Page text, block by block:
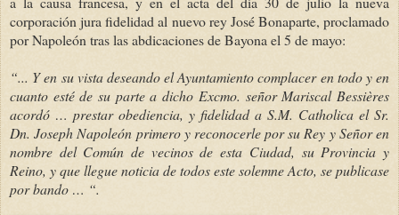
corporación jura fidelidad al nuevo rey José Bonaparte, proclamado
por Napoleón tras las abdicaciones de Bayona el 5 de mayo:
“... Y en su vista deseando el Ayuntamiento complacer en todo y en
cuanto esté de su parte a dicho Excmo. señor Mariscal Bessières
acordó … prestar obediencia, y fidelidad a S.M. Catholica el Sr.
Dn. Joseph Napoleón primero y reconocerle por su Rey y Señor en
nombre del Común de vecinos de esta Ciudad, su Provincia y
Reino, y que llegue noticia de todos este solemne Acto, se publicase
por bando … “.